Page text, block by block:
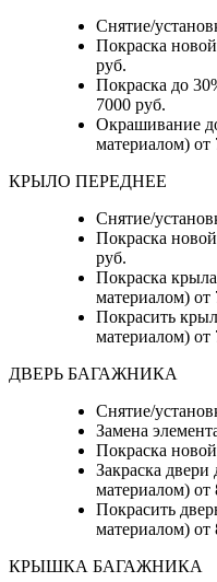
Снятие/
Покраска
руб.
Покраска до
7000 руб.
Окрашивание
материалом) от
КРЫЛО ПЕРЕДНЕЕ
Снятие/
Покраска
руб.
Покраска
материалом) от
Покрасить
материалом) от
ДВЕРЬ БАГАЖНИКА
Снятие/
Замена
Покраска
Закраска
материалом) от
Покрасить
материалом) от
КРЫШКА БАГАЖНИКА